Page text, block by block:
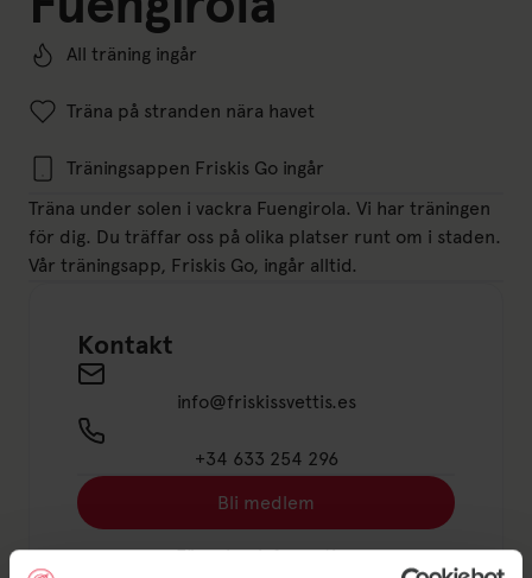
All träning ingår
Träna på stranden nära havet
Träningsappen Friskis Go ingår
Träna under solen i vackra Fuengirola. Vi har träningen
för dig. Du träffar oss på olika platser runt om i staden.
Vår träningsapp, Friskis Go, ingår alltid.
Kontakt
Send an email to info@friskissvettis.es
info@friskissvettis.es
+34 633 254 296
Länk till: Bli medlem
Bli medlem
Länk till: Föreningsinformation
Föreningsinformation